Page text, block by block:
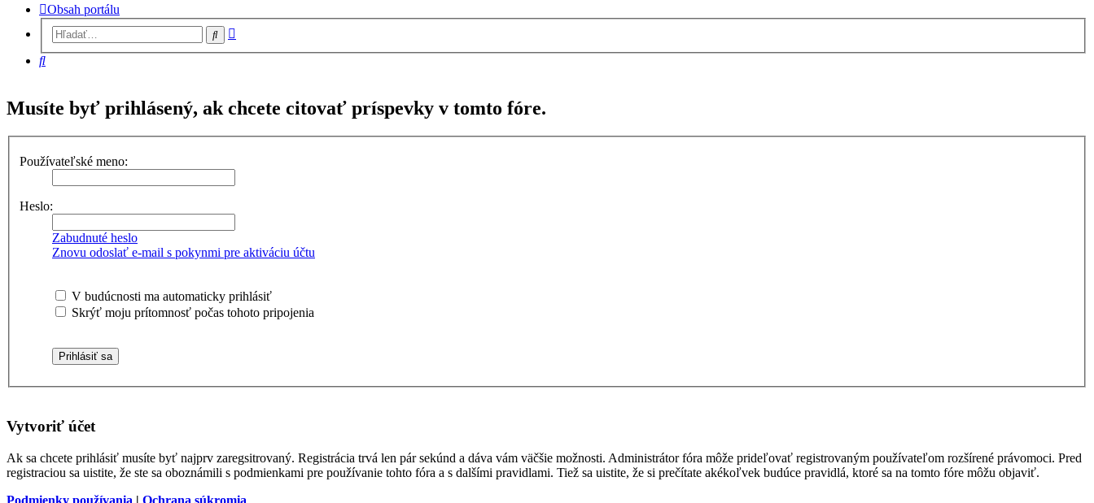
Obsah portálu
Hľadať
Hľadať
Musíte byť prihlásený, ak chcete citovať príspevky v tomto fóre.
Používateľské meno:
Heslo:
Zabudnuté heslo
Znovu odoslať e-mail s pokynmi pre aktiváciu účtu
V budúcnosti ma automaticky prihlásiť
Skrýť moju prítomnosť počas tohoto pripojenia
Vytvoriť účet
Ak sa chcete prihlásiť musíte byť najprv zaregsitrovaný. Registrácia trvá len pár sekúnd a dáva vám väčšie možnosti. Administrátor fóra môže prideľovať registrovaným používateľom rozšírené právomoci. Pred
registraciou sa uistite, že ste sa oboznámili s podmienkami pre používanie tohto fóra a s dalšími pravidlami. Tiež sa uistite, že si prečítate akékoľvek budúce pravidlá, ktoré sa na tomto fóre môžu objaviť.
Podmienky používania | Ochrana súkromia